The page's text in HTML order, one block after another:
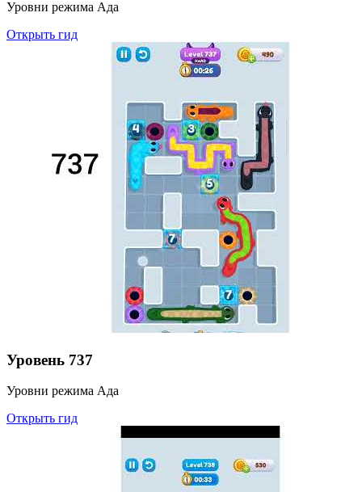
Уровни режима Ада
Открыть гид
Уровень 737
Уровни режима Ада
Открыть гид